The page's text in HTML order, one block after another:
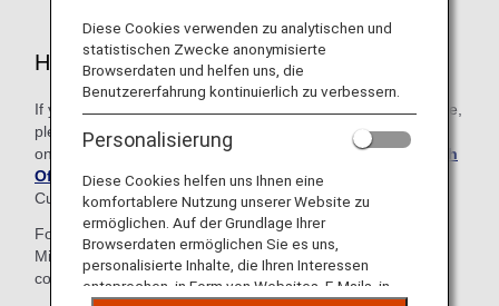
How to Use This Service
If you are contacting us from a region not listed on this page,
please make your inquiry using the relevant number
on
Contact Information in Each Region and ANA Branch
Office
to be connected to the Reservation and
Customer Service Center in either Japan or the U.S.
Follow the voice guidance and enter your 10-digit ANA
Mileage Club membership number and 4-digit AMC PIN to
connect to the ANA Card Desk.
Diese Cookies verwenden zu analytischen und
statistischen Zwecke anonymisierte
Browserdaten und helfen uns, die
Benutzererfahrung kontinuierlich zu verbessern.
Personalisierung
Diese Cookies helfen uns Ihnen eine
komfortablere Nutzung unserer Website zu
ermöglichen. Auf der Grundlage Ihrer
Browserdaten ermöglichen Sie es uns,
personalisierte Inhalte, die Ihren Interessen
entsprechen, in Form von Websites, E-Mails, in